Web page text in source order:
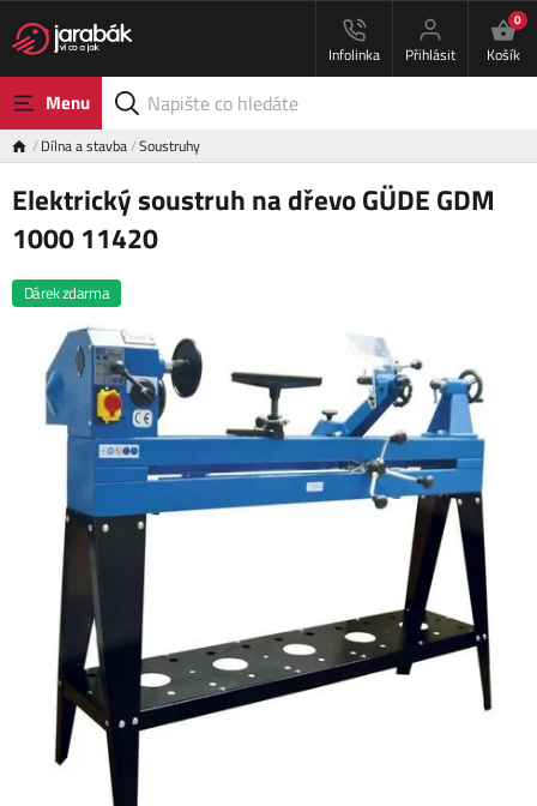
Infolinka Přihlásit
0
Košík
Menu
Dílna a stavba Soustruhy
Elektrický soustruh na dřevo GÜDE GDM
1000 11420
Dárek zdarma